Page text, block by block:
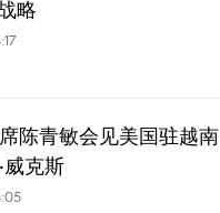
略
陈青敏会见美国驻越南
威克斯